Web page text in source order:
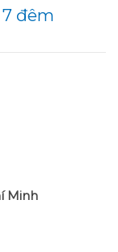
đêm
Minh